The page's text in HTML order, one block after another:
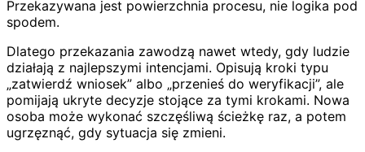
Przekazywana jest powierzchnia procesu, nie logika pod
spodem.
Dlatego przekazania zawodzą nawet wtedy, gdy ludzie
działają z najlepszymi intencjami. Opisują kroki typu
„zatwierdź wniosek” albo „przenieś do weryfikacji”, ale
pomijają ukryte decyzje stojące za tymi krokami. Nowa
osoba może wykonać szczęśliwą ścieżkę raz, a potem
ugrzęznąć, gdy sytuacja się zmieni.